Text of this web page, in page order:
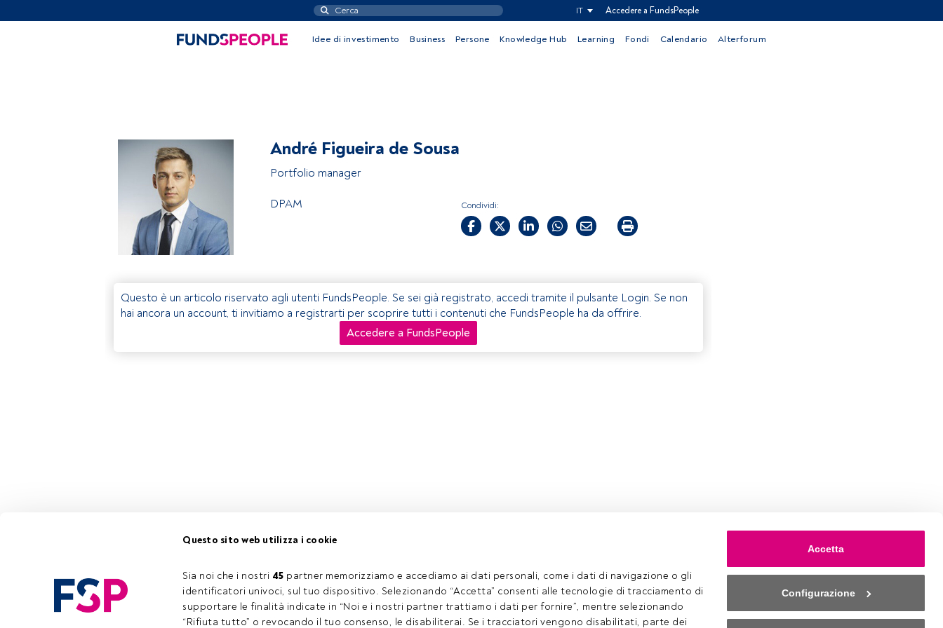
Questo sito web utilizza i cookie
Sia noi che i nostri 45 partner memorizziamo e accediamo ai dati personali, come i dati di navigazione o gli
identificatori univoci, sul tuo dispositivo. Selezionando “Accetta” consenti alle tecnologie di tracciamento di
supportare le finalità indicate in “Noi e i nostri partner trattiamo i dati per fornire”, mentre selezionando
“Rifiuta tutto” o revocando il tuo consenso, le disabiliterai. Se i tracciatori vengono disabilitati, parte dei
Accetta
Configurazione
IT Accedere a FundsPeople
Idee di investimento Business Persone Knowledge Hub Learning Fondi Calendario Alterforum
André Figueira de Sousa
Portfolio manager
DPAM Condividi:
Questo è un articolo riservato agli utenti FundsPeople. Se sei già registrato, accedi tramite il pulsante Login. Se non
hai ancora un account, ti invitiamo a registrarti per scoprire tutti i contenuti che FundsPeople ha da offrire.
Accedere a FundsPeople